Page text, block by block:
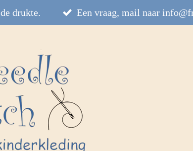
drukte. Een vraag, mail naar